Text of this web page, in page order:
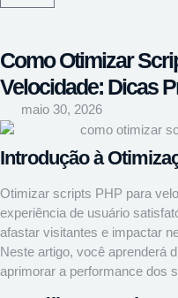
Como Otimizar
Velocidade: Dicas
maio 30, 2026
Introdução à
Otimizar scripts PHP para
experiência de usuário
afastar visitantes e impactar
Neste artigo, você aprenderá
aprimorar a performance dos